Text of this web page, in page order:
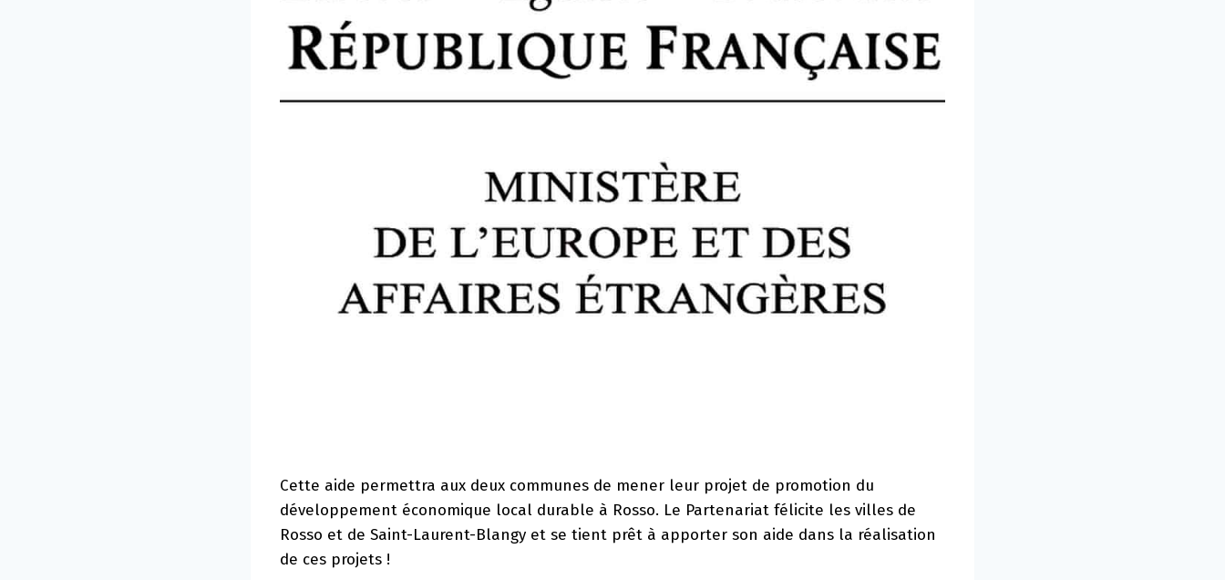
Cette aide permettra aux deux communes de mener leur projet de promotion du
développement économique local durable à Rosso. Le Partenariat félicite les villes de
Rosso et de Saint-Laurent-Blangy et se tient prêt à apporter son aide dans la réalisation
de ces projets !